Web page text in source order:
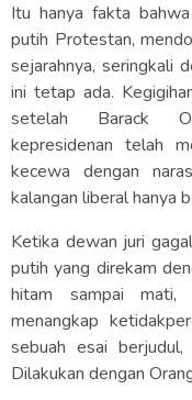
Itu hanya fakta
putih Protestan,
sejarahnya, seringkali
ini tetap ada.
setelah Barack
kepresidenan telah
kecewa dengan
kalangan liberal hanya
Ketika dewan juri
putih yang direkam
hitam sampai
menangkap
sebuah esai
Dilakukan dengan